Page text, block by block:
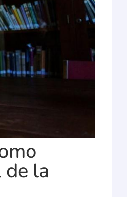
de la